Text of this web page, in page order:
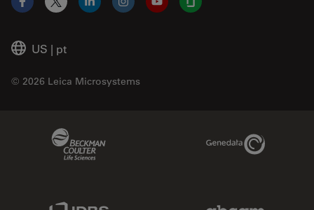
US | pt
© 2026 Leica Microsystems
Facebook
X LinkedInInstagramYouTubeGlassdoor
Genedata Link